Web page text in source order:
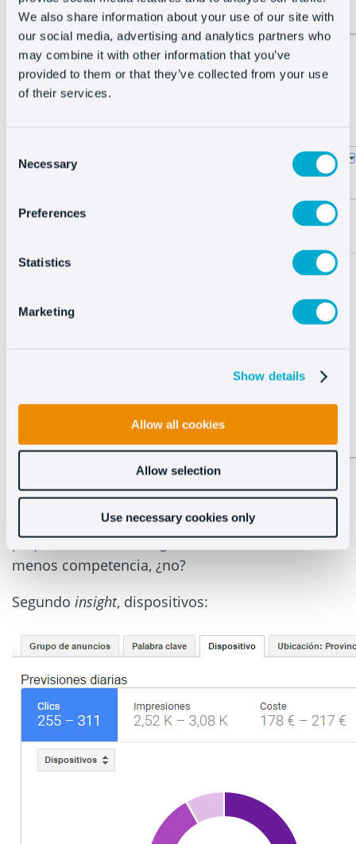
We also share information about your use of our site with
our social media, advertising and analytics partners who
may combine it with other information that you’ve
provided to them or that they’ve collected from your use
of their services.
Selection
Necessary
Preferences
Statistics
Marketing
Show details
Allow all cookies
Allow selection
Use necessary cookies only
Se compra más en Madrid y Barcelona. Este
nivel podemos ajustarlo hasta datos muy
Y, pensando diferente. ¿Me interesa competir
contra todos los de Madrid o irme a núcleos más
pequeños como Tarragona o Astúrias? Habrá
menos competencia, ¿no?
Segundo insight, dispositivos: